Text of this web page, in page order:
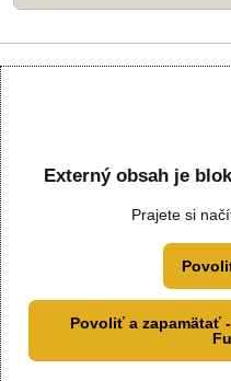
Externý obsah je
Prajete si
Povoliť a zapamätať